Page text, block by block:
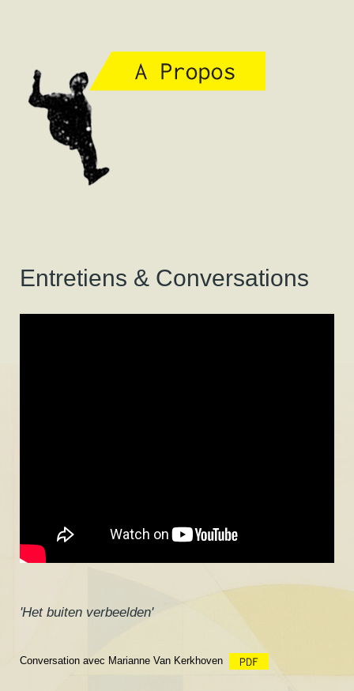
Entretiens & Conversations
'Het buiten verbeelden'
Conversation avec Marianne Van Kerkhoven